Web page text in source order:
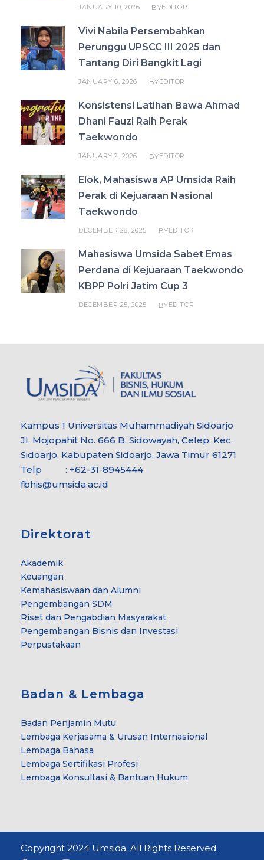
JANUARY 10, 2026 BYEDITOR
Vivi Nabila Persembahkan
Perunggu UPSCC III 2025 dan
Tantang Diri Bangkit Lagi
JANUARY 6, 2026 BYEDITOR
Konsistensi Latihan Bawa Ahmad
Dhani Fauzi Raih Perak
Taekwondo
JANUARY 2, 2026 BYEDITOR
Elok, Mahasiswa AP Umsida Raih
Perak di Kejuaraan Nasional
Taekwondo
DECEMBER 28, 2025 BYEDITOR
Mahasiswa Umsida Sabet Emas
Perdana di Kejuaraan Taekwondo
KBPP Polri Jatim Cup 3
DECEMBER 25, 2025 BYEDITOR
Kampus 1 Universitas Muhammadiyah Sidoarjo
Jl. Mojopahit No. 666 B, Sidowayah, Celep, Kec.
Sidoarjo, Kabupaten Sidoarjo, Jawa Timur 61271
Telp : +62-31-8945444
fbhis@umsida.ac.id
Direktorat
Akademik
Keuangan
Kemahasiswaan dan Alumni
Pengembangan SDM
Riset dan Pengabdian Masyarakat
Pengembangan Bisnis dan Investasi
Perpustakaan
Badan & Lembaga
Badan Penjamin Mutu
Lembaga Kerjasama & Urusan Internasional
Lembaga Bahasa
Lembaga Sertifikasi Profesi
Lembaga Konsultasi & Bantuan Hukum
Copyright 2024 Umsida. All Rights Reserved.